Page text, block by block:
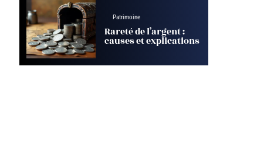
Patrimoine
Rareté de l’argent :
causes et explications